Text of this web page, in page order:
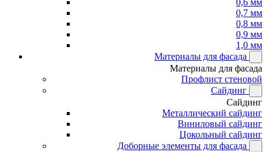
0,6 мм
0,7 мм
0,8 мм
0,9 мм
1,0 мм
Материалы для фасада
Материалы для фасада
Профлист стеновой
Сайдинг
Сайдинг
Металлический сайдинг
Виниловый сайдинг
Цокольный сайдинг
Доборные элементы для фасада